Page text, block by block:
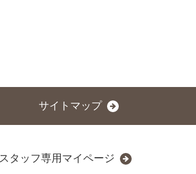
サイトマップ
スタッフ専用マイページ